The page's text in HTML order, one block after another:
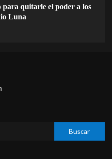
quitarle el poder a los
Luna